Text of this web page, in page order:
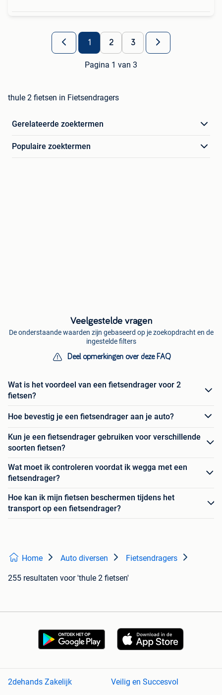
1 2 3
Pagina 1 van 3
thule 2 fietsen in Fietsendragers
Gerelateerde zoektermen
Populaire zoektermen
Veelgestelde vragen
De onderstaande waarden zijn gebaseerd op je zoekopdracht en de
ingestelde filters
Deel opmerkingen over deze FAQ
Wat is het voordeel van een fietsendrager voor 2
fietsen?
Hoe bevestig je een fietsendrager aan je auto?
Kun je een fietsendrager gebruiken voor verschillende
soorten fietsen?
Wat moet ik controleren voordat ik wegga met een
fietsendrager?
Hoe kan ik mijn fietsen beschermen tijdens het
transport op een fietsendrager?
Home Auto diversen Fietsendragers
255 resultaten voor 'thule 2 fietsen'
2dehands Zakelijk Veilig en Succesvol